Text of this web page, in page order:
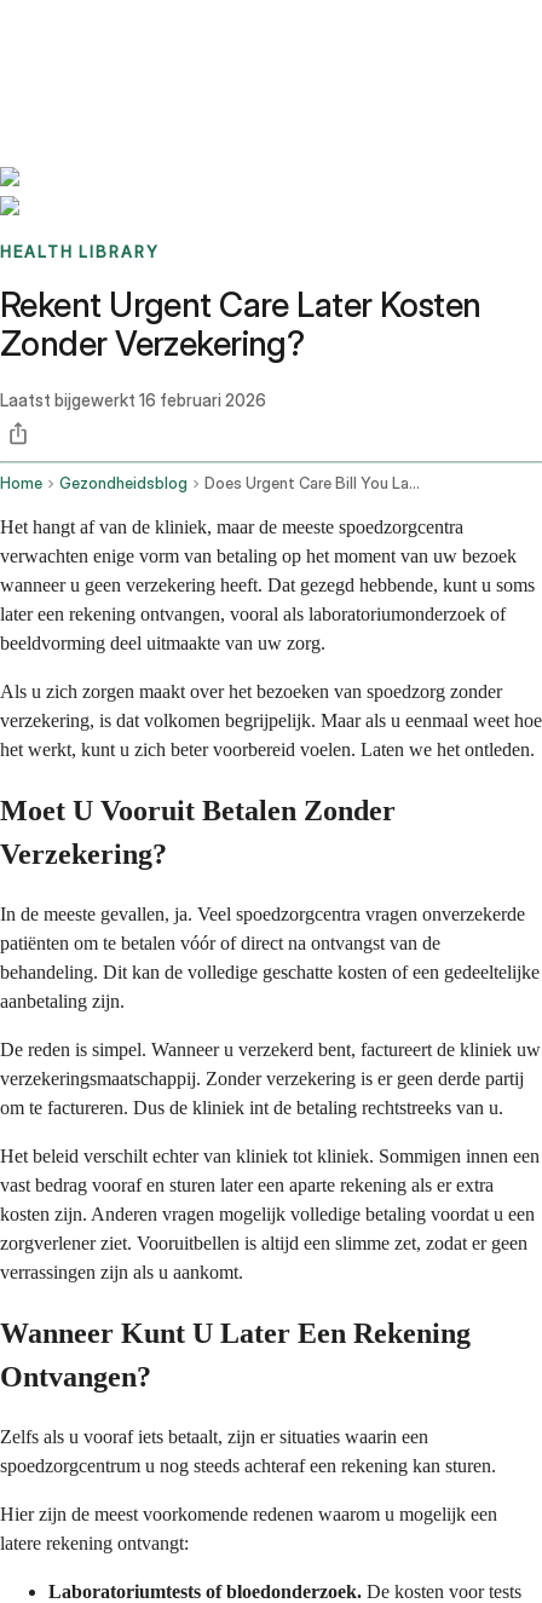
HEALTH LIBRARY
Rekent Urgent Care Later Kosten
Zonder Verzekering?
Laatst bijgewerkt 16 februari 2026
Home Gezondheidsblog Does Urgent Care Bill You Later Without Insurance
Het hangt af van de kliniek, maar de meeste spoedzorgcentra
verwachten enige vorm van betaling op het moment van uw bezoek
wanneer u geen verzekering heeft. Dat gezegd hebbende, kunt u soms
later een rekening ontvangen, vooral als laboratoriumonderzoek of
beeldvorming deel uitmaakte van uw zorg.
Als u zich zorgen maakt over het bezoeken van spoedzorg zonder
verzekering, is dat volkomen begrijpelijk. Maar als u eenmaal weet hoe
het werkt, kunt u zich beter voorbereid voelen. Laten we het ontleden.
Moet U Vooruit Betalen Zonder
Verzekering?
In de meeste gevallen, ja. Veel spoedzorgcentra vragen onverzekerde
patiënten om te betalen vóór of direct na ontvangst van de
behandeling. Dit kan de volledige geschatte kosten of een gedeeltelijke
aanbetaling zijn.
De reden is simpel. Wanneer u verzekerd bent, factureert de kliniek uw
verzekeringsmaatschappij. Zonder verzekering is er geen derde partij
om te factureren. Dus de kliniek int de betaling rechtstreeks van u.
Het beleid verschilt echter van kliniek tot kliniek. Sommigen innen een
vast bedrag vooraf en sturen later een aparte rekening als er extra
kosten zijn. Anderen vragen mogelijk volledige betaling voordat u een
zorgverlener ziet. Vooruitbellen is altijd een slimme zet, zodat er geen
verrassingen zijn als u aankomt.
Wanneer Kunt U Later Een Rekening
Ontvangen?
Zelfs als u vooraf iets betaalt, zijn er situaties waarin een
spoedzorgcentrum u nog steeds achteraf een rekening kan sturen.
Hier zijn de meest voorkomende redenen waarom u mogelijk een
latere rekening ontvangt:
Laboratoriumtests of bloedonderzoek. De kosten voor tests